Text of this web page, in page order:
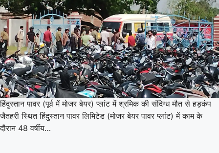
हिंदुस्तान पावर (पूर्व में मोजर बेयर) प्लांट में श्रमिक की संदिग्ध मौत से हड़कंप
जैतहरी स्थित हिंदुस्तान पावर लिमिटेड (मोजर बेयर पावर प्लांट) में काम के
दौरान 48 वर्षीय…